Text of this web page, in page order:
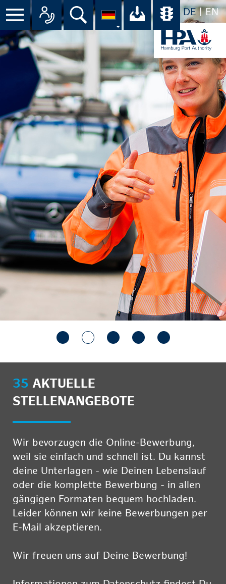
DE EN
Menü Alle Ansprechpartner im
Suche Ihr Download-
35 AKTUELLE
STELLENANGEBOTE
Wir bevorzugen die Online-Bewerbung,
weil sie einfach und schnell ist. Du kannst
deine Unterlagen - wie Deinen Lebenslauf
oder die komplette Bewerbung - in allen
gängigen Formaten bequem hochladen.
Leider können wir keine Bewerbungen per
E-Mail akzeptieren.
Wir freuen uns auf Deine Bewerbung!